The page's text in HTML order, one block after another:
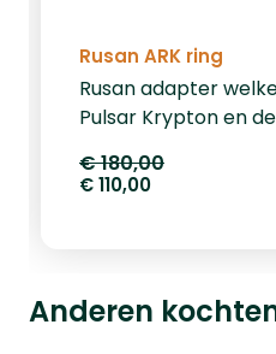
Rusan ARK ring
Rusan adapter
Pulsar Krypton en
contact met ons op
€ 180,00
€ 110,00
Anderen